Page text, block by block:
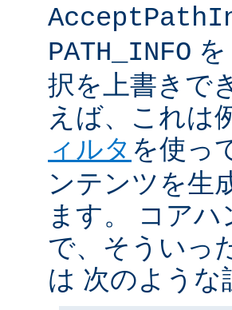
PATH_INFO
択を上書きで
えば、これは
ィルタ を使っ
ンテンツを生
ます。 コア
で、そういっ
は 次のような